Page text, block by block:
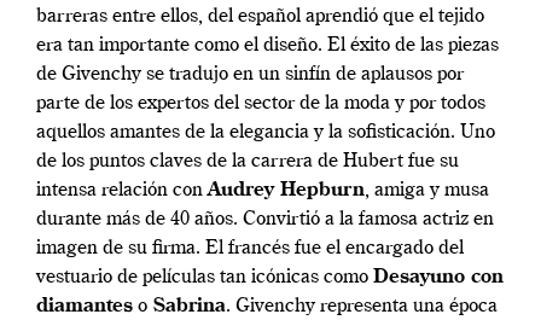
barreras entre ellos, del español aprendió que el tejido
era tan importante como el diseño. El éxito de las piezas
de Givenchy se tradujo en un sinfín de aplausos por
parte de los expertos del sector de la moda y por todos
aquellos amantes de la elegancia y la sofisticación. Uno
de los puntos claves de la carrera de Hubert fue su
intensa relación conAudrey Hepburn, amiga y musa
durante más de 40 años. Convirtió a la famosa actriz en
imagen de su firma. El francés fue el encargado del
vestuario de películas tan icónicas como Desayuno con
diamantes o Sabrina. Givenchy representa una época